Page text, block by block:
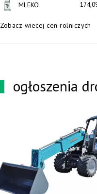
MLEKO
Zobacz wiecej cen rolniczych
ogłoszenia